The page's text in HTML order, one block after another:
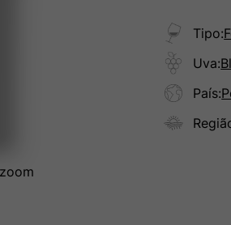
Tipo:
Uva:
País: